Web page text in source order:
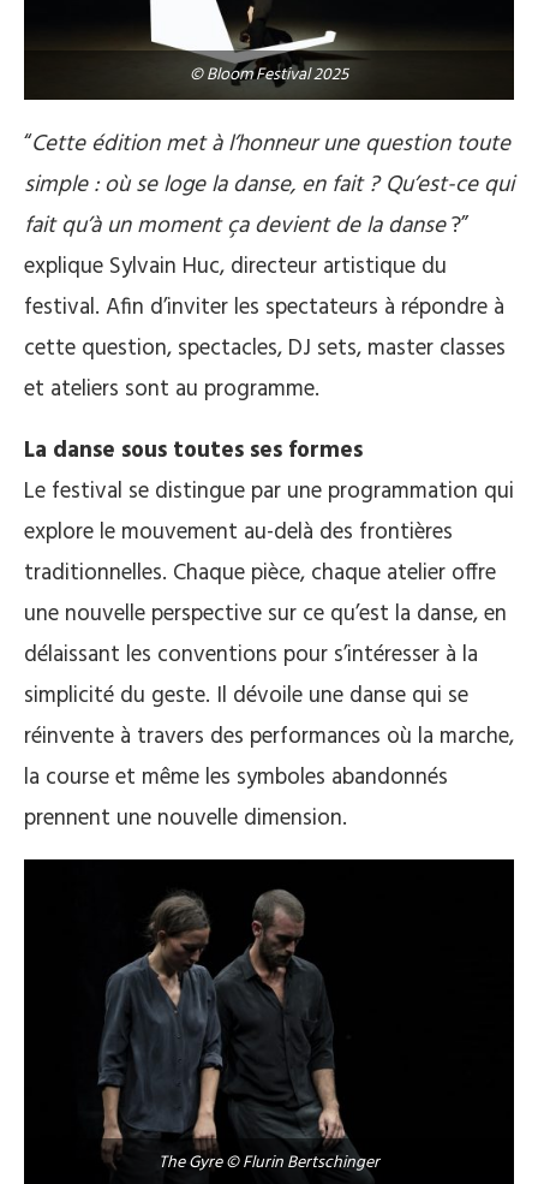
© Bloom Festival 2025
“Cette édition met à l’honneur une question toute
simple : où se loge la danse, en fait ? Qu’est-ce qui
fait qu’à un moment ça devient de la danse?”
explique Sylvain Huc, directeur artistique du
festival. Afin d’inviter les spectateurs à répondre à
cette question, spectacles, DJ sets, master classes
et ateliers sont au programme.
La danse sous toutes ses formes
Le festival se distingue par une programmation qui
explore le mouvement au-delà des frontières
traditionnelles. Chaque pièce, chaque atelier offre
une nouvelle perspective sur ce qu’est la danse, en
délaissant les conventions pour s’intéresser à la
simplicité du geste. Il dévoile une danse qui se
réinvente à travers des performances où la marche,
la course et même les symboles abandonnés
prennent une nouvelle dimension.
The Gyre © Flurin Bertschinger